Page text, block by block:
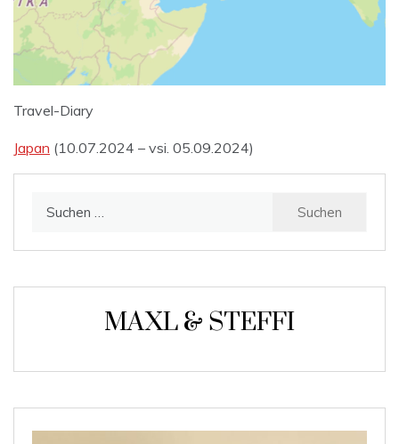
Travel-Diary
Japan (10.07.2024 – vsi. 05.09.2024)
MAXL & STEFFI